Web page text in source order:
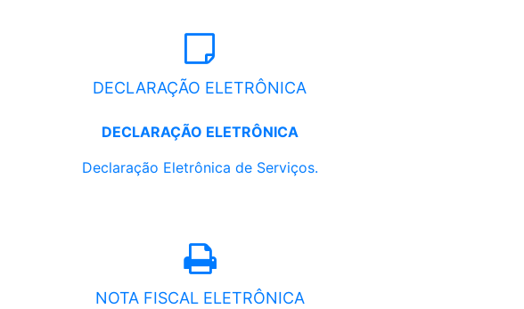
DECLARAÇÃO ELETRÔNICA
DECLARAÇÃO ELETRÔNICA
Declaração Eletrônica de Serviços.
NOTA FISCAL ELETRÔNICA